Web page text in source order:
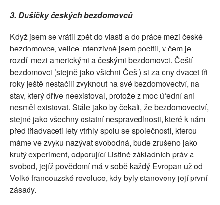
3. Dušičky českých bezdomovců
Když jsem se vrátil zpět do vlasti a do práce mezi české
bezdomovce, velice intenzivně jsem pocítil, v čem je
rozdíl mezi americkými a českými bezdomovci. Čeští
bezdomovci (stejně jako všichni Češi) si za ony dvacet tři
roky ještě nestačili zvyknout na své bezdomovectví, na
stav, který dříve neexistoval, protože z moc úřední ani
nesměl existovat. Stále jako by čekali, že bezdomovectví,
stejně jako všechny ostatní nespravedlnosti, které k nám
před třiadvaceti lety vtrhly spolu se společností, kterou
máme ve zvyku nazývat svobodná, bude zrušeno jako
krutý experiment, odporující Listině základních práv a
svobod, jejíž povědomí má v sobě každý Evropan už od
Velké francouzské revoluce, kdy byly stanoveny její první
zásady.